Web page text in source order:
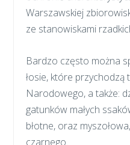
Warszawskiej
ze stanowiskami
Bardzo często można
łosie, które przychodzą
Narodowego, a także:
gatunków małych
błotne, oraz
czarnego.